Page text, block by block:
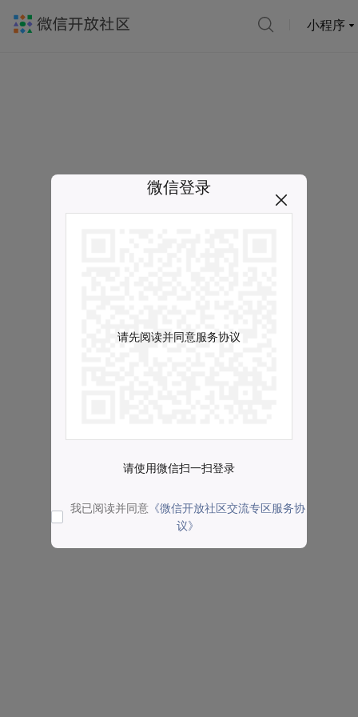
小程序
微信登录
请先阅读并同意服务协议
请使用微信扫一扫登录
我已阅读并同意 《微信开放社区交流专区服务协
议》